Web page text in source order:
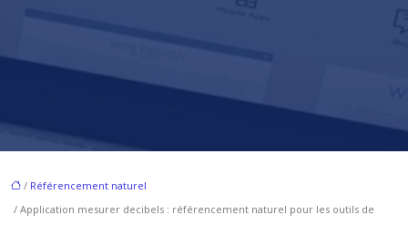
/ Référencement naturel
/ Application mesurer decibels : référencement naturel pour les outils de